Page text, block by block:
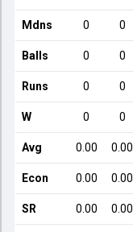
Mdns 0 0
Balls 0 0
Runs 0 0
W 0 0
Avg 0.00 0.00
Econ 0.00 0.00
SR 0.00 0.00